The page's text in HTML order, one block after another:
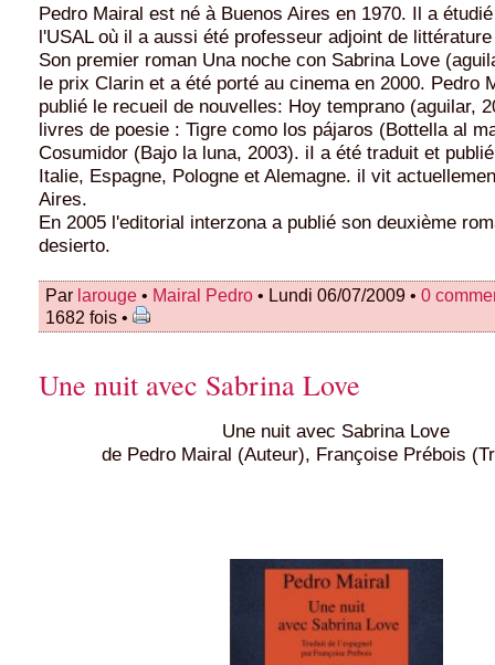
Pedro Mairal est né à Buenos Aires en 1970. Il a
l'USAL où il a aussi été professeur adjoint de
Son premier roman Una noche con Sabrina Love
le prix Clarin et a été porté au cinema en 2000. Pedro
publié le recueil de nouvelles: Hoy temprano (aguilar,
livres de poesie : Tigre como los pájaros (Bottella al
Cosumidor (Bajo la luna, 2003). iI a été traduit et
Italie, Espagne, Pologne et Alemagne. il vit
Aires.
En 2005 l'editorial interzona a publié son deuxième
desierto.
Par larouge • Mairal Pedro • Lundi 06/07/2009 • 0
1682 fois •
Une nuit avec Sabrina Love
Une nuit avec Sabrina Love
de Pedro Mairal (Auteur), Françoise Prébois